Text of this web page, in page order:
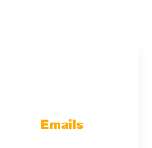
Emails